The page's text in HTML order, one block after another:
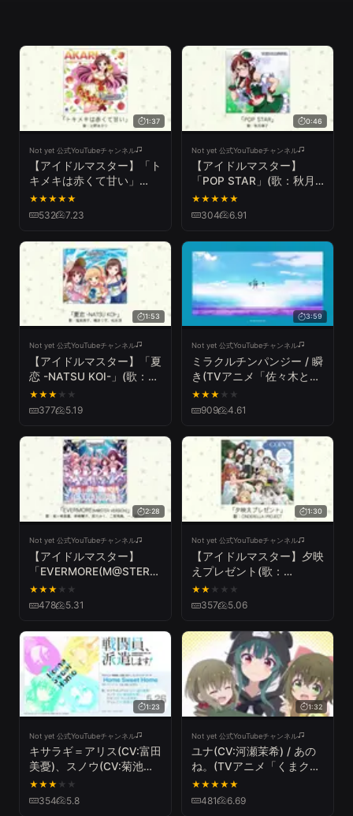
1:37
Not yet 公式YouTubeチャンネル
【アイドルマスター】「ト
キメキは赤くて甘い」
(歌：辻野あかり)
★★★★★
532 7.23
0:46
Not yet 公式YouTubeチャンネル
【アイドルマスター】
「POP STAR」(歌：秋月
律子)
★★★★★
304 6.91
1:53
Not yet 公式YouTubeチャンネル
【アイドルマスター】「夏
恋 -NATSU KOI-」(歌：塩
見周子、橘ありす、松永
涼)
★★★ ★ ★
377 5.19
3:59
Not yet 公式YouTubeチャンネル
ミラクルチンパンジー / 瞬
き(TVアニメ「佐々木と宮
野」オープニング・テー
マ)
★★★ ★ ★
909 4.61
2:28
Not yet 公式YouTubeチャンネル
【アイドルマスター】
「EVERMORE(M@STER
VERSION)」(歌：城ヶ崎美
嘉、神崎蘭子、前川みく、
★★★ ★ ★
478 5.31
1:30
Not yet 公式YouTubeチャンネル
【アイドルマスター】夕映
えプレゼント(歌：
CINDERELLA PROJECT)
★★ ★ ★ ★
357 5.06
1:23
Not yet 公式YouTubeチャンネル
キサラギ＝アリス(CV:富田
美憂)、スノウ(CV:菊池紗
矢香)、ロゼ(CV:村上奈津
実)、グリム(CV:高橋ミナ
★★★ ★ ★
354 5.8
1:32
Not yet 公式YouTubeチャンネル
ユナ(CV:河瀬茉希) / あの
ね。(TVアニメ「くまクマ
熊ベアー」エンディングテ
ーマ)
★★★★★
481 6.69